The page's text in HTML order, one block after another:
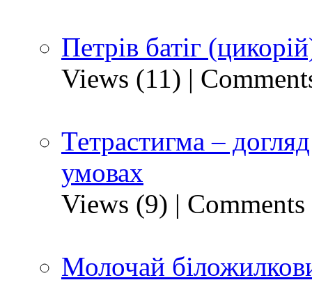
Петрів батіг
Views (11) |
Тетрастигма –
умовах
Views (9) |
Молочай